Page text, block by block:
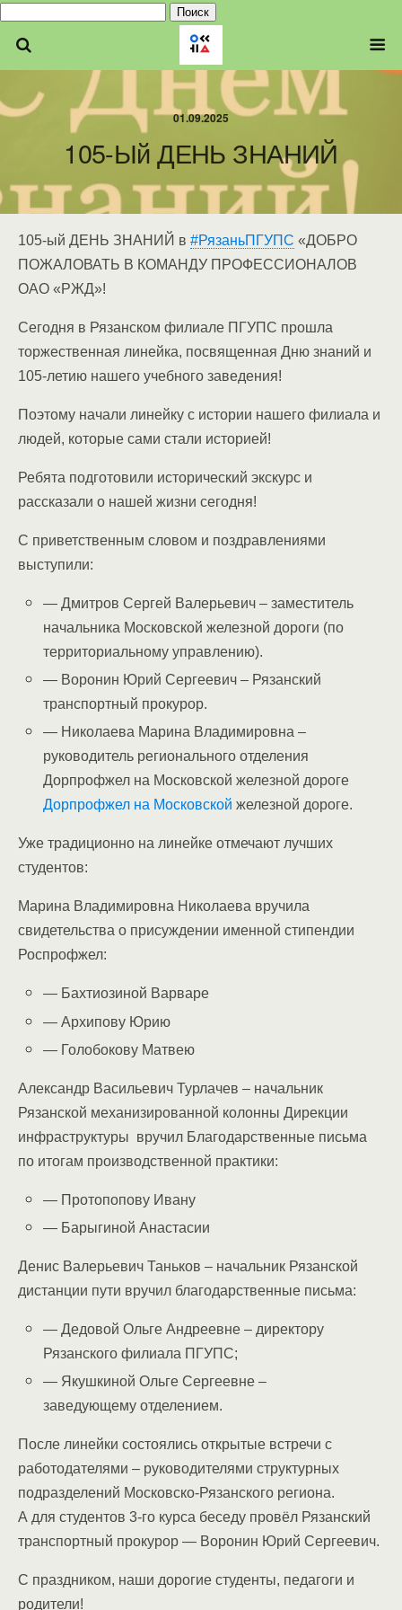
Найти:
01.09.2025
105-Ый ДЕНЬ ЗНАНИЙ
105-ый ДЕНЬ ЗНАНИЙ в #РязаньПГУПС «ДОБРО
ПОЖАЛОВАТЬ В КОМАНДУ ПРОФЕССИОНАЛОВ
ОАО «РЖД»!
Сегодня в Рязанском филиале ПГУПС прошла
торжественная линейка, посвященная Дню знаний и
105-летию нашего учебного заведения!
Поэтому начали линейку с истории нашего филиала и
людей, которые сами стали историей!
Ребята подготовили исторический экскурс и
рассказали о нашей жизни сегодня!
С приветственным словом и поздравлениями
выступили:
— Дмитров Сергей Валерьевич – заместитель
начальника Московской железной дороги (по
территориальному управлению).
— Воронин Юрий Сергеевич – Рязанский
транспортный прокурор.
— Николаева Марина Владимировна –
руководитель регионального отделения
Дорпрофжел на Московской железной дороге
Дорпрофжел на Московской железной дороге.
Уже традиционно на линейке отмечают лучших
студентов:
Марина Владимировна Николаева вручила
свидетельства о присуждении именной стипендии
Роспрофжел:
— Бахтиозиной Варваре
— Архипову Юрию
— Голобокову Матвею
Александр Васильевич Турлачев – начальник
Рязанской механизированной колонны Дирекции
инфраструктуры вручил Благодарственные письма
по итогам производственной практики:
— Протопопову Ивану
— Барыгиной Анастасии
Денис Валерьевич Таньков – начальник Рязанской
дистанции пути вручил благодарственные письма:
— Дедовой Ольге Андреевне – директору
Рязанского филиала ПГУПС;
— Якушкиной Ольге Сергеевне –
заведующему отделением.
После линейки состоялись открытые встречи с
работодателями – руководителями структурных
подразделений Московско-Рязанского региона.
А для студентов 3-го курса беседу провёл Рязанский
транспортный прокурор — Воронин Юрий Сергеевич.
С праздником, наши дорогие студенты, педагоги и
родители!